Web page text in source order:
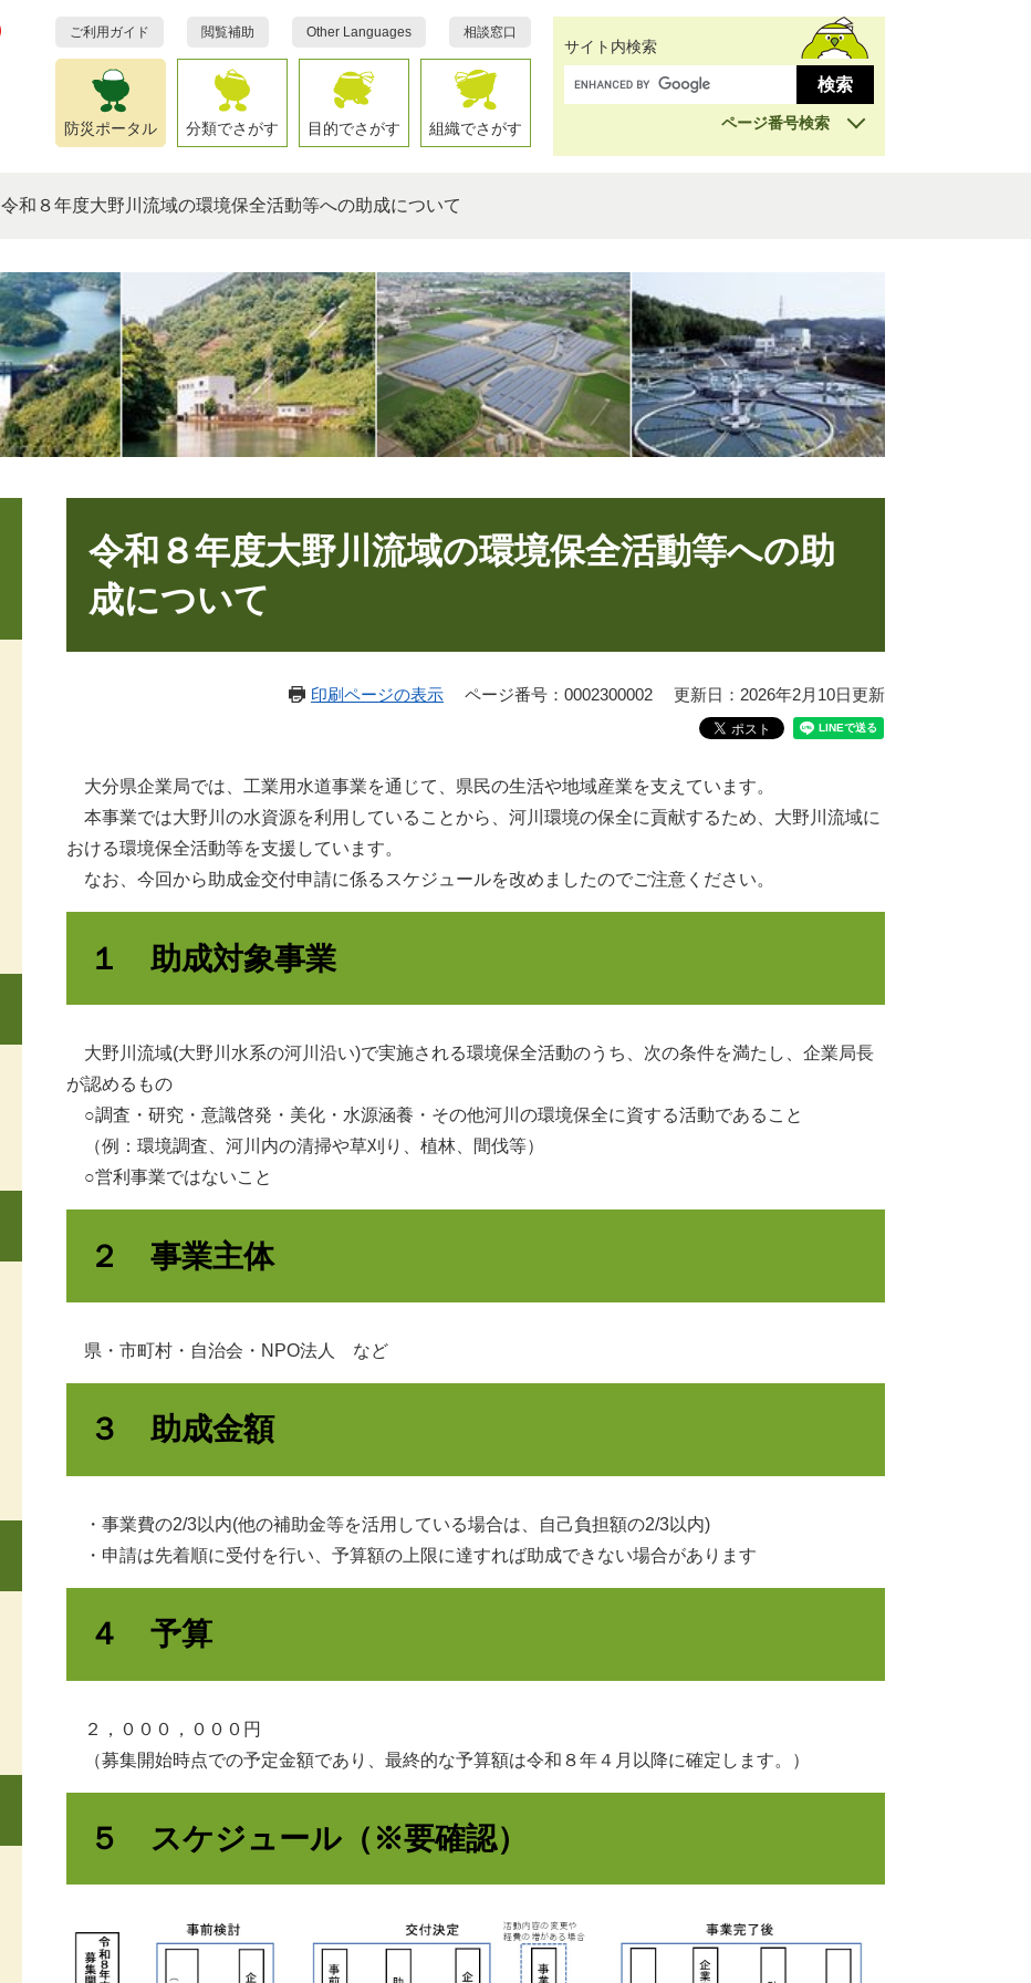
ご利用ガイド 閲覧補助 Other Languages 相談窓口
防災ポータル 分類でさがす 目的でさがす 組織でさがす
サイト内検索
ページ番号検索
令和８年度大野川流域の環境保全活動等への助成について
令和８年度大野川流域の環境保全活動等への助
成について
印刷ページの表示 ページ番号：0002300002 更新日：2026年2月10日更新
大分県企業局では、工業用水道事業を通じて、県民の生活や地域産業を支えています。
本事業では大野川の水資源を利用していることから、河川環境の保全に貢献するため、大野川流域に
おける環境保全活動等を支援しています。
なお、今回から助成金交付申請に係るスケジュールを改めましたのでご注意ください。
１ 助成対象事業
大野川流域(大野川水系の河川沿い)で実施される環境保全活動のうち、次の条件を満たし、企業局長
が認めるもの
○調査・研究・意識啓発・美化・水源涵養・その他河川の環境保全に資する活動であること
（例：環境調査、河川内の清掃や草刈り、植林、間伐等）
○営利事業ではないこと
２ 事業主体
県・市町村・自治会・NPO法人 など
３ 助成金額
・事業費の2/3以内(他の補助金等を活用している場合は、自己負担額の2/3以内)
・申請は先着順に受付を行い、予算額の上限に達すれば助成できない場合があります
４ 予算
２，０００，０００円
（募集開始時点での予定金額であり、最終的な予算額は令和８年４月以降に確定します。）
５ スケジュール（※要確認）